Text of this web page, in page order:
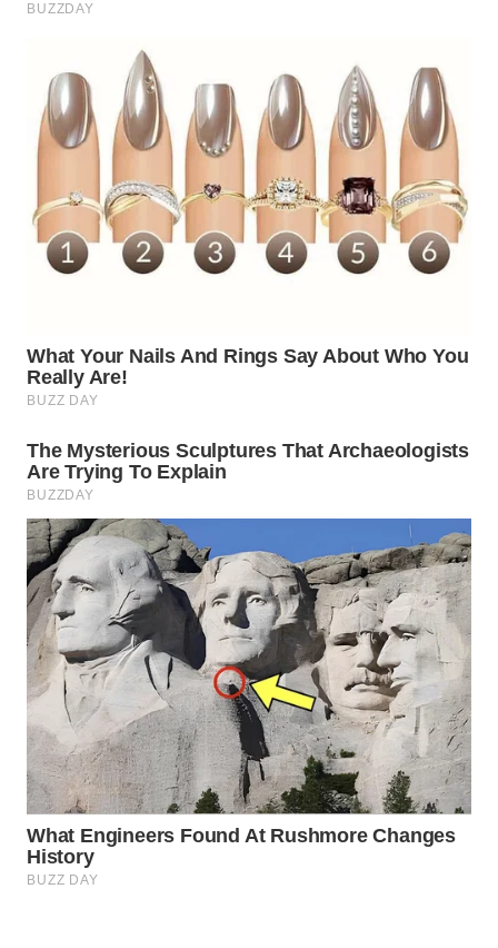
WN
WN
SEMARANG
WN
SOLO
WN
MADURA
WN
SURABAYA
WN
NATUNA
WN
BINTAN
WN
MANDALIKA
WN
LIKUPANG
WN
LABUANBAJO